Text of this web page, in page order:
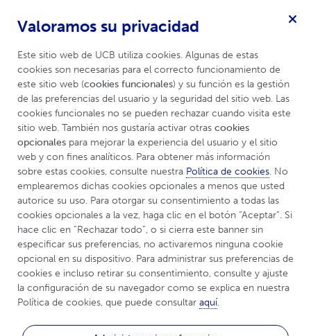
Epilepsia
Menú
UCBCares Efemérides
Efemérides en el
campo de la
Neurología
Febrero
Marzo
Abril
Valoramos su privacidad
Este sitio web de UCB utiliza cookies. Algunas de estas
cookies son necesarias para el correcto funcionamiento de
este sitio web (cookies funcionales) y su función es la gestión
de las preferencias del usuario y la seguridad del sitio web. Las
cookies funcionales no se pueden rechazar cuando visita este
sitio web. También nos gustaría activar otras cookies
opcionales para mejorar la experiencia del usuario y el sitio
web y con fines analíticos. Para obtener más información
sobre estas cookies, consulte nuestra Política de cookies. No
emplearemos dichas cookies opcionales a menos que usted
autorice su uso. Para otorgar su consentimiento a todas las
cookies opcionales a la vez, haga clic en el botón “Aceptar”. Si
hace clic en “Rechazar todo”, o si cierra este banner sin
especificar sus preferencias, no activaremos ninguna cookie
opcional en su dispositivo. Para administrar sus preferencias de
cookies e incluso retirar su consentimiento, consulte y ajuste
la configuración de su navegador como se explica en nuestra
Política de cookies, que puede consultar aquí.